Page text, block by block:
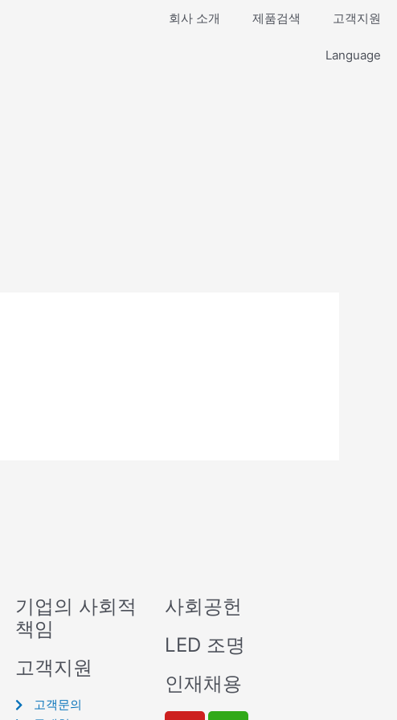
회사 소개 제품검색 고객지원
Language
기업의 사회적
책임
고객지원
고객문의
사회공헌
LED 조명
인재채용